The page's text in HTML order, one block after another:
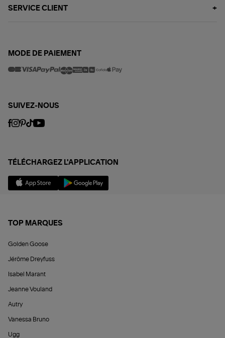
SERVICE CLIENT
MODE DE PAIEMENT
SUIVEZ-NOUS
TÉLÉCHARGEZ L'APPLICATION
TOP MARQUES
Golden Goose
Jérôme Dreyfuss
Isabel Marant
Jeanne Vouland
Autry
Vanessa Bruno
Ugg